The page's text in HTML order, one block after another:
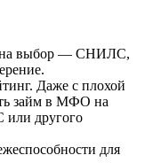
на выбор — СНИЛС,
Даже с плохой
займ в МФО на
или другого
для